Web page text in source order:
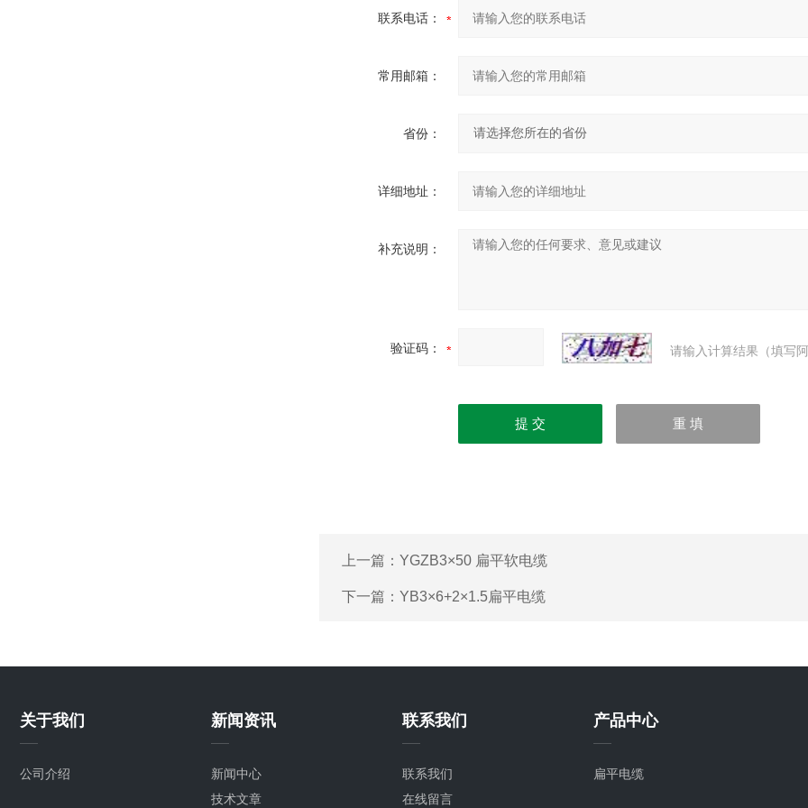
联系电话：
常用邮箱：
省份：
详细地址：
补充说明：
验证码： 请输入计算结果（填写
上一篇： YGZB3×50 扁平软电缆
下一篇： YB3×6+2×1.5扁平电缆
关于我们
公司介绍
新闻资讯
新闻中心
技术文章
联系我们
联系我们
在线留言
产品中心
扁平电缆